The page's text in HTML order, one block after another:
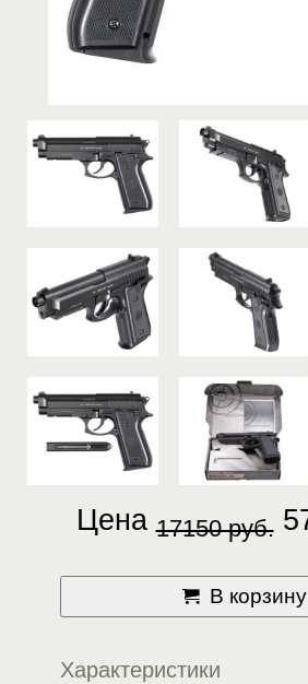
Цена 17150 руб.
В корзину
Характеристики